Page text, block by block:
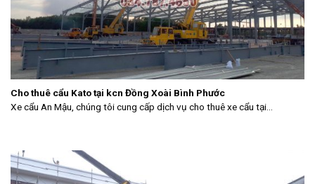
Cho thuê cẩu Kato tại kcn Đồng Xoài Bình Phước
Xe cẩu An Mậu, chúng tôi cung cấp dịch vụ cho thuê xe cẩu tại...